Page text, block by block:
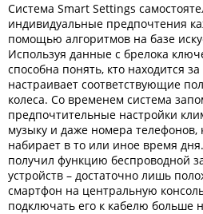
Система Smart Settings
индивидуальные предпочтения
помощью алгоритмов на базе
Используя данные с брелока
способна понять, кто находится
настраивает соответствующие
колеса. Со временем система
предпочтительные настройки
музыку и даже номера телефонов,
набирает в то или иное время
получил функцию беспроводной
устройств – достаточно лишь
смартфон на центральную
подключать его к кабелю больше